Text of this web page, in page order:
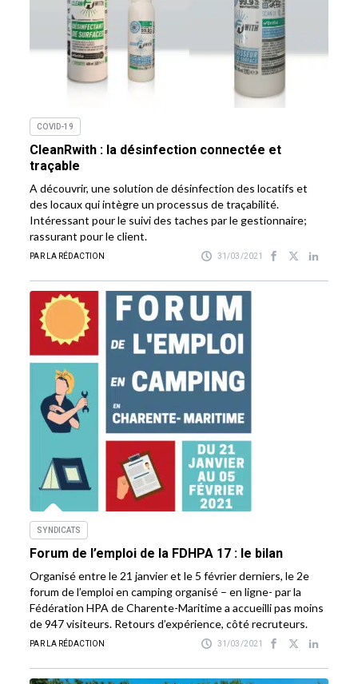
COVID-19
CleanRwith : la désinfection connectée et
traçable
A découvrir, une solution de désinfection des locatifs et
des locaux qui intègre un processus de traçabilité.
Intéressant pour le suivi des taches par le gestionnaire;
rassurant pour le client.
PAR LA RÉDACTION 31/03/2021
SYNDICATS
Forum de l’emploi de la FDHPA 17 : le bilan
Organisé entre le 21 janvier et le 5 février derniers, le 2e
forum de l’emploi en camping organisé – en ligne- par la
Fédération HPA de Charente-Maritime a accueilli pas moins
de 947 visiteurs. Retours d’expérience, côté recruteurs.
PAR LA RÉDACTION 31/03/2021